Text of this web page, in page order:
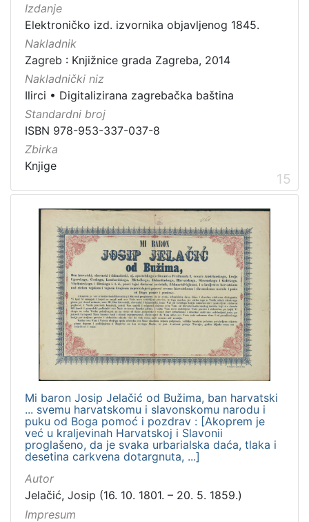
Izdanje
Elektroničko izd. izvornika objavljenog 1845.
Nakladnik
Zagreb : Knjižnice grada Zagreba, 2014
Nakladnički niz
Ilirci • Digitalizirana zagrebačka baština
Standardni broj
ISBN 978-953-337-037-8
Zbirka
Knjige
15
Mi baron Josip Jelačić od Bužima, ban harvatski
... svemu harvatskomu i slavonskomu narodu i
puku od Boga pomoć i pozdrav : [Akoprem je
već u kraljevinah Harvatskoj i Slavonii
proglašeno, da je svaka urbarialska daća, tlaka i
desetina carkvena dotargnuta, ...]
Autor
Jelačić, Josip (16. 10. 1801. – 20. 5. 1859.)
Impresum